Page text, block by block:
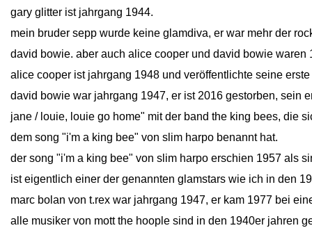
gary glitter ist jahrgang 1944.
mein bruder sepp wurde keine glamdiva, er war mehr der
david bowie. aber auch alice cooper und david bowie
alice cooper ist jahrgang 1948 und veröffentlichte seine
david bowie war jahrgang 1947, er ist 2016 gestorben, sein
jane / louie, louie go home" mit der band the king bees, die
dem song "i'm a king bee" von slim harpo benannt hat.
der song "i'm a king bee" von slim harpo erschien 1957 als
ist eigentlich einer der genannten glamstars wie ich in den
marc bolan von t.rex war jahrgang 1947, er kam 1977 bei
alle musiker von mott the hoople sind in den 1940er jahren